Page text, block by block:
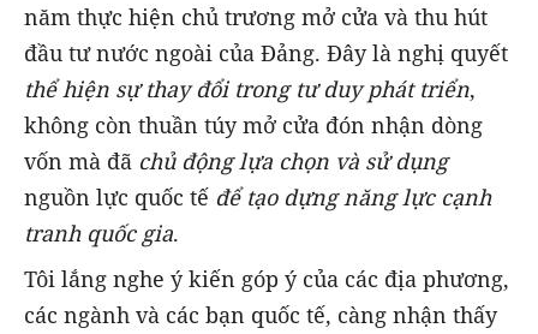
năm thực hiện chủ trương mở cửa và thu hút
đầu tư nước ngoài của Đảng. Đây là nghị quyết
thể hiện sự thay đổi trong tư duy phát triển,
không còn thuần túy mở cửa đón nhận dòng
vốn mà đã chủ động lựa chọn và sử dụng
nguồn lực quốc tế để tạo dựng năng lực cạnh
tranh quốc gia.
Tôi lắng nghe ý kiến góp ý của các địa phương,
các ngành và các bạn quốc tế, càng nhận thấy